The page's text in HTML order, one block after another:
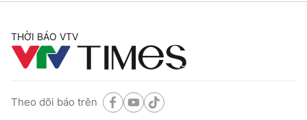
THỜI BÁO VTV
Theo dõi báo trên